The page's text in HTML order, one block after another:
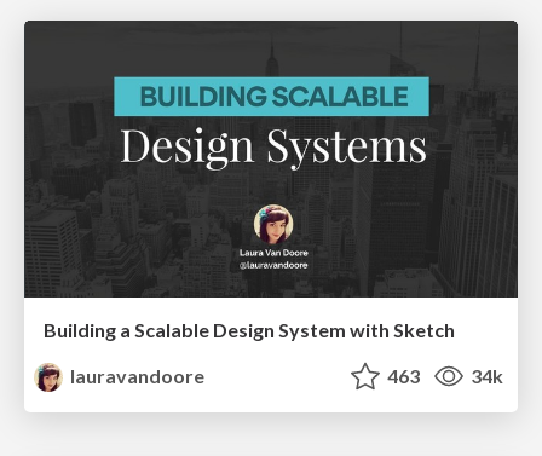
Building a Scalable Design System with Sketch
lauravandoore
463 34k